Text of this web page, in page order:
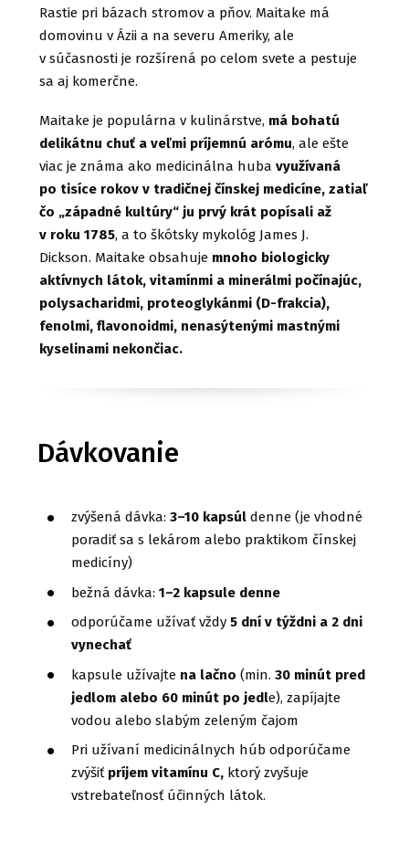
Rastie pri bázach stromov a pňov. Maitake má
domovinu v Ázii a na severu Ameriky, ale
v súčasnosti je rozšírená po celom svete a pestuje
sa aj komerčne.
Maitake je populárna v kulinárstve, má bohatú
delikátnu chuť a veľmi príjemnú arómu, ale ešte
viac je známa ako medicinálna huba využívaná
po tisíce rokov v tradičnej čínskej medicíne, zatiaľ
čo „západné kultúry“ ju prvý krát popísali až
v roku 1785, a to škótsky mykológ James J.
Dickson. Maitake obsahuje mnoho biologicky
aktívnych látok, vitamínmi a minerálmi počínajúc,
polysacharidmi, proteoglykánmi (D-frakcia),
fenolmi, flavonoidmi, nenasýtenými mastnými
kyselinami nekončiac.
Dávkovanie
zvýšená dávka: 3–10 kapsúldenne (je vhodné
poradiť sa s lekárom alebo praktikom čínskej
medicíny)
bežná dávka: 1–2 kapsule denne
odporúčame užívať vždy5 dní v týždni a 2 dni
vynechať
kapsule užívajte na lačno (min. 30 minút pred
jedlom alebo 60 minút po jedle), zapíjajte
vodou alebo slabým zeleným čajom
Pri užívaní medicinálnych húb odporúčame
zvýšiť príjem vitamínu C,ktorý zvyšuje
vstrebateľnosť účinných látok.